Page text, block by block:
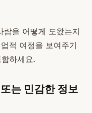
람을 어떻게 도왔는지
적 여정을 보여주기
하세요.
는 민감한 정보